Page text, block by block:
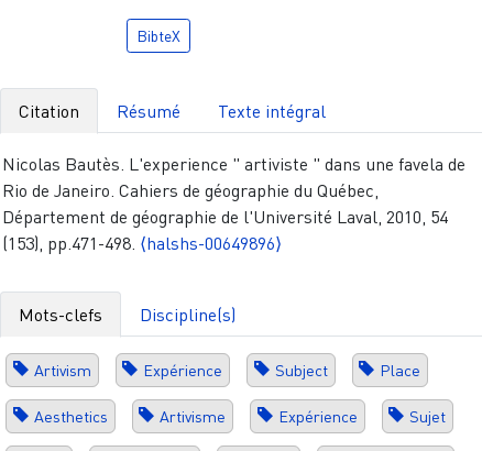
BibteX
Citation Résumé Texte intégral
Nicolas Bautès. L'experience " artiviste " dans une favela de
Rio de Janeiro. Cahiers de géographie du Québec,
Département de géographie de l'Université Laval, 2010, 54
(153), pp.471-498. ⟨halshs-00649896⟩
Mots-clefs Discipline(s)
Artivism Expérience Subject Place
Aesthetics Artivisme Expérience Sujet